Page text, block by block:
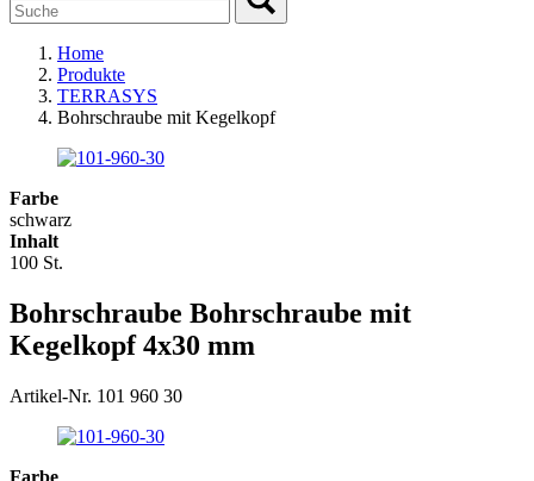
Home
Produkte
TERRASYS
Bohrschraube mit Kegelkopf
Farbe
schwarz
Inhalt
100 St.
Bohrschraube Bohrschraube mit
Kegelkopf 4x30 mm
Artikel-Nr. 101 960 30
Farbe